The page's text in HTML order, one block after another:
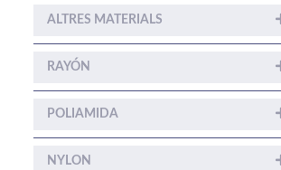
ALTRES MATERIALS
RAYÓN
POLIAMIDA
NYLON